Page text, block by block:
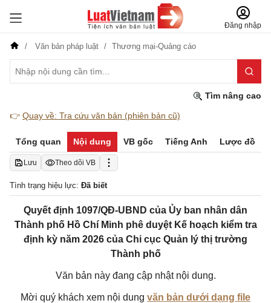
Đăng nhập
Văn bản pháp luật Thương mại-Quảng cáo
Tìm nâng cao
👉 Quay về: Tra cứu văn bản (phiên bản cũ)
Tổng quan Nội dung VB gốc Tiếng Anh Lược đồ
Lưu Theo dõi VB
Tình trạng hiệu lực: Đã biết
Quyết định 1097/QĐ-UBND của Ủy ban nhân dân
Thành phố Hồ Chí Minh phê duyệt Kế hoạch kiểm tra
định kỳ năm 2026 của Chi cục Quản lý thị trường
Thành phố
Văn bản này đang cập nhật nội dung.
Mời quý khách xem nội dung văn bản dưới dạng file